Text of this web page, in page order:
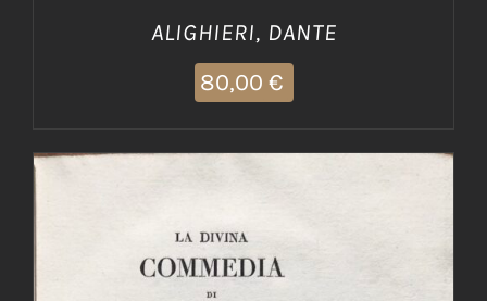
ALIGHIERI, DANTE
80,00 €